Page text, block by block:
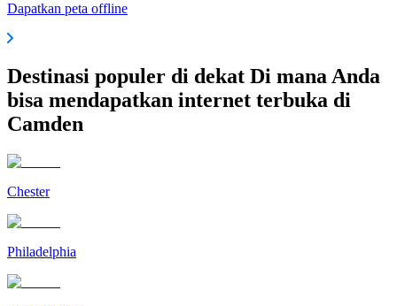
Dapatkan peta offline
Destinasi populer di dekat Di mana Anda
bisa mendapatkan internet terbuka di
Camden
Chester
Philadelphia